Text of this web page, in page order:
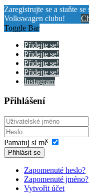
Zaregistrujte se a staňte
Volkswagen clubu!
Toggle Bar
Přidejte se!
Přidejte se!
Přidejte se!
Přidejte se!
Instagram
Přihlášení
Pamatuj si mě
Přihlásit se
Zapomenuté heslo?
Zapomenuté jméno?
Vytvořit účet